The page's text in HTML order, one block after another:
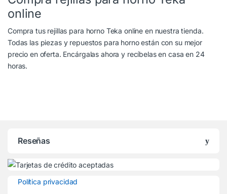
online
Compra tus rejillas para horno Teka online en nuestra tienda.
Todas las piezas y repuestos para horno están con su mejor
precio en oferta. Encárgalas ahora y recíbelas en casa en 24
horas.
Reseñas
Política privacidad